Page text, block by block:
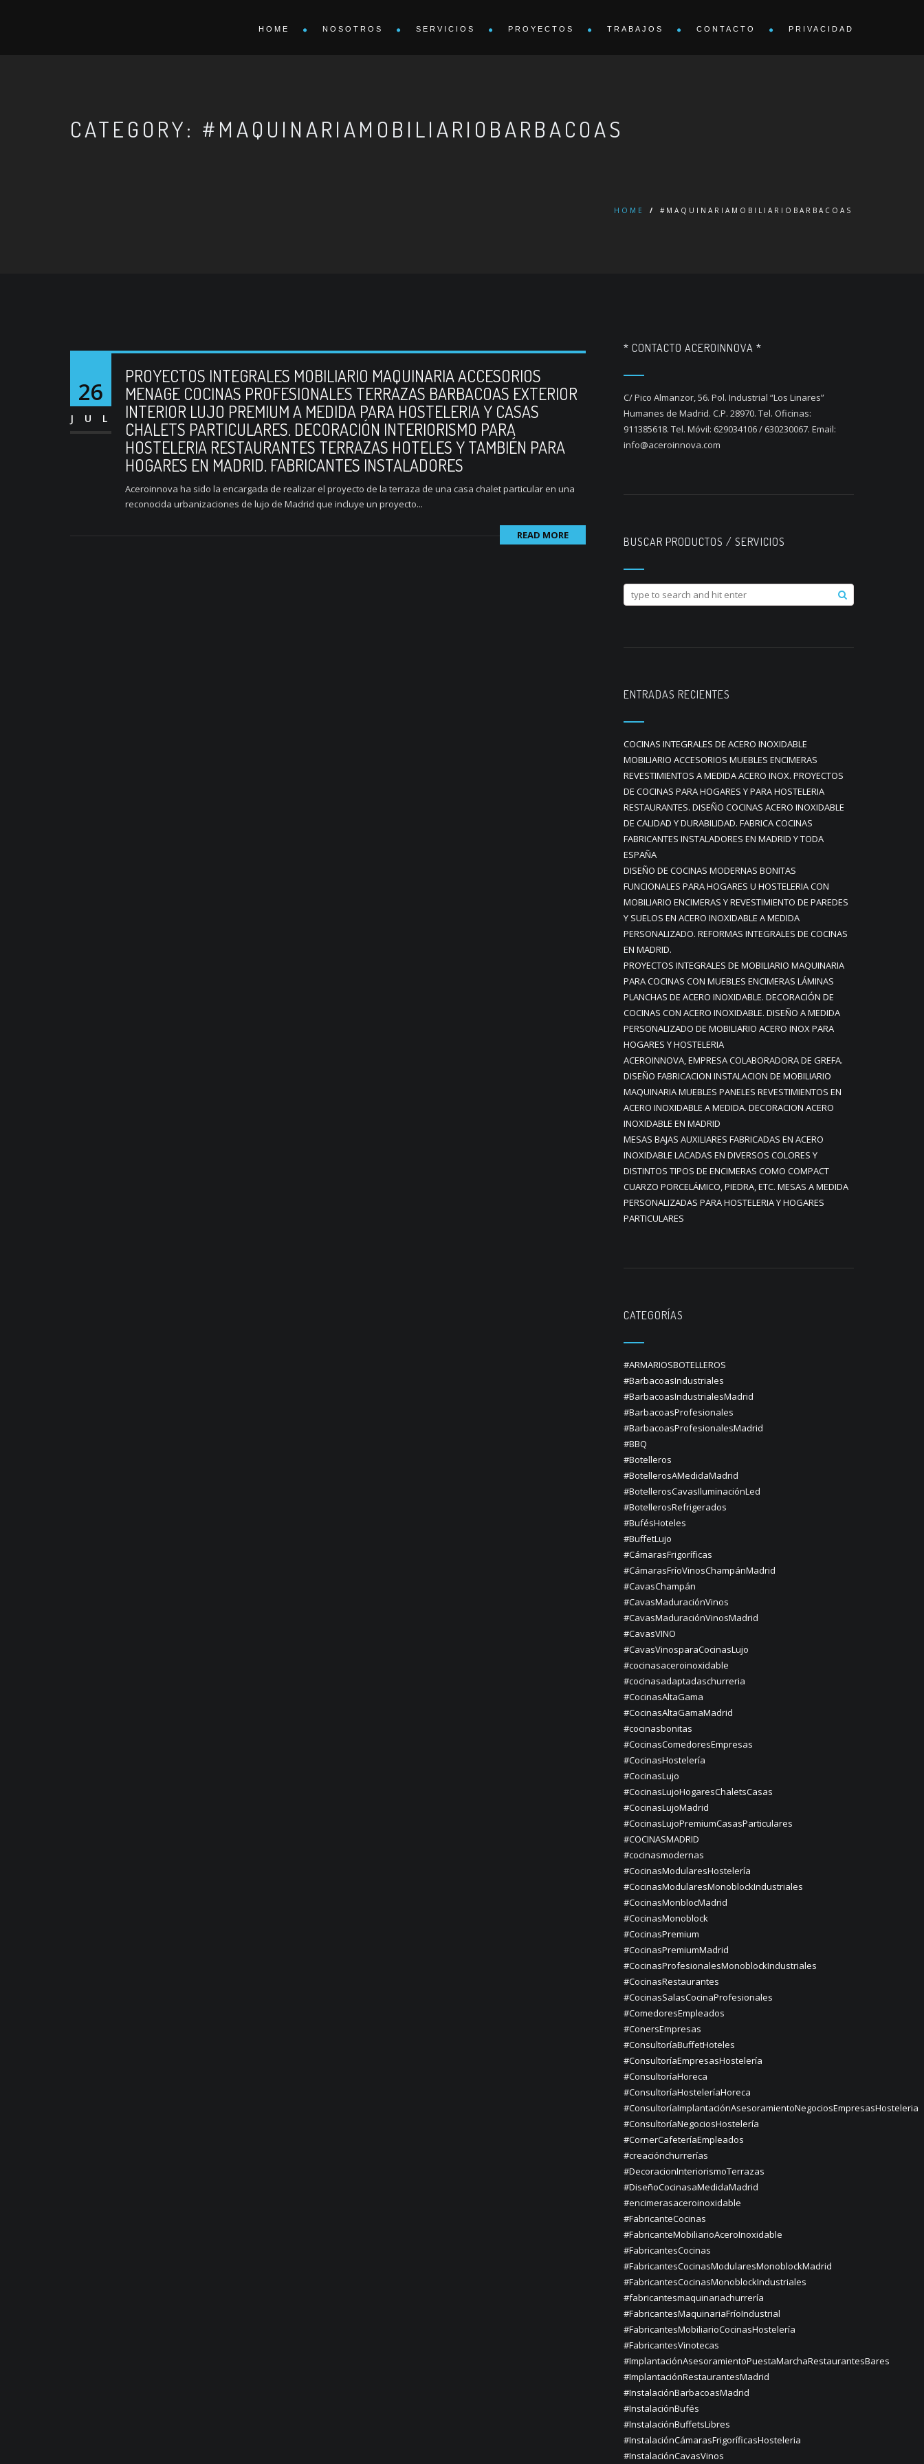
HOME NOSOTROS SERVICIOS PROYECTOS TRABAJOS CONTACTO PRIVACIDAD
CATEGORY: #MAQUINARIAMOBILIARIOBARBACOAS
HOME / #MAQUINARIAMOBILIARIOBARBACOAS
26
JUL
PROYECTOS INTEGRALES MOBILIARIO MAQUINARIA ACCESORIOS
MENAGE COCINAS PROFESIONALES TERRAZAS BARBACOAS EXTERIOR
INTERIOR LUJO PREMIUM A MEDIDA PARA HOSTELERIA Y CASAS
CHALETS PARTICULARES. DECORACIÓN INTERIORISMO PARA
HOSTELERIA RESTAURANTES TERRAZAS HOTELES Y TAMBIÉN PARA
HOGARES EN MADRID. FABRICANTES INSTALADORES
Aceroinnova ha sido la encargada de realizar el proyecto de la terraza de una casa chalet particular en una
reconocida urbanizaciones de lujo de Madrid que incluye un proyecto...
READ MORE
* CONTACTO ACEROINNOVA *
C/ Pico Almanzor, 56. Pol. Industrial “Los Linares”
Humanes de Madrid. C.P. 28970. Tel. Oficinas:
911385618. Tel. Móvil: 629034106 / 630230067. Email:
info@aceroinnova.com
BUSCAR PRODUCTOS / SERVICIOS
ENTRADAS RECIENTES
COCINAS INTEGRALES DE ACERO INOXIDABLE
MOBILIARIO ACCESORIOS MUEBLES ENCIMERAS
REVESTIMIENTOS A MEDIDA ACERO INOX. PROYECTOS
DE COCINAS PARA HOGARES Y PARA HOSTELERIA
RESTAURANTES. DISEÑO COCINAS ACERO INOXIDABLE
DE CALIDAD Y DURABILIDAD. FABRICA COCINAS
FABRICANTES INSTALADORES EN MADRID Y TODA
ESPAÑA
DISEÑO DE COCINAS MODERNAS BONITAS
FUNCIONALES PARA HOGARES U HOSTELERIA CON
MOBILIARIO ENCIMERAS Y REVESTIMIENTO DE PAREDES
Y SUELOS EN ACERO INOXIDABLE A MEDIDA
PERSONALIZADO. REFORMAS INTEGRALES DE COCINAS
EN MADRID.
PROYECTOS INTEGRALES DE MOBILIARIO MAQUINARIA
PARA COCINAS CON MUEBLES ENCIMERAS LÁMINAS
PLANCHAS DE ACERO INOXIDABLE. DECORACIÓN DE
COCINAS CON ACERO INOXIDABLE. DISEÑO A MEDIDA
PERSONALIZADO DE MOBILIARIO ACERO INOX PARA
HOGARES Y HOSTELERIA
ACEROINNOVA, EMPRESA COLABORADORA DE GREFA.
DISEÑO FABRICACION INSTALACION DE MOBILIARIO
MAQUINARIA MUEBLES PANELES REVESTIMIENTOS EN
ACERO INOXIDABLE A MEDIDA. DECORACION ACERO
INOXIDABLE EN MADRID
MESAS BAJAS AUXILIARES FABRICADAS EN ACERO
INOXIDABLE LACADAS EN DIVERSOS COLORES Y
DISTINTOS TIPOS DE ENCIMERAS COMO COMPACT
CUARZO PORCELÁMICO, PIEDRA, ETC. MESAS A MEDIDA
PERSONALIZADAS PARA HOSTELERIA Y HOGARES
PARTICULARES
CATEGORÍAS
#ARMARIOSBOTELLEROS
#BarbacoasIndustriales
#BarbacoasIndustrialesMadrid
#BarbacoasProfesionales
#BarbacoasProfesionalesMadrid
#BBQ
#Botelleros
#BotellerosAMedidaMadrid
#BotellerosCavasIluminaciónLed
#BotellerosRefrigerados
#BufésHoteles
#BuffetLujo
#CámarasFrigoríficas
#CámarasFríoVinosChampánMadrid
#CavasChampán
#CavasMaduraciónVinos
#CavasMaduraciónVinosMadrid
#CavasVINO
#CavasVinosparaCocinasLujo
#cocinasaceroinoxidable
#cocinasadaptadaschurreria
#CocinasAltaGama
#CocinasAltaGamaMadrid
#cocinasbonitas
#CocinasComedoresEmpresas
#CocinasHostelería
#CocinasLujo
#CocinasLujoHogaresChaletsCasas
#CocinasLujoMadrid
#CocinasLujoPremiumCasasParticulares
#COCINASMADRID
#cocinasmodernas
#CocinasModularesHostelería
#CocinasModularesMonoblockIndustriales
#CocinasMonblocMadrid
#CocinasMonoblock
#CocinasPremium
#CocinasPremiumMadrid
#CocinasProfesionalesMonoblockIndustriales
#CocinasRestaurantes
#CocinasSalasCocinaProfesionales
#ComedoresEmpleados
#ConersEmpresas
#ConsultoríaBuffetHoteles
#ConsultoríaEmpresasHostelería
#ConsultoríaHoreca
#ConsultoríaHosteleríaHoreca
#ConsultoríaImplantaciónAsesoramientoNegociosEmpresasHosteleria
#ConsultoríaNegociosHostelería
#CornerCafeteríaEmpleados
#creaciónchurrerías
#DecoracionInteriorismoTerrazas
#DiseñoCocinasaMedidaMadrid
#encimerasaceroinoxidable
#FabricanteCocinas
#FabricanteMobiliarioAceroInoxidable
#FabricantesCocinas
#FabricantesCocinasModularesMonoblockMadrid
#FabricantesCocinasMonoblockIndustriales
#fabricantesmaquinariachurrería
#FabricantesMaquinariaFríoIndustrial
#FabricantesMobiliarioCocinasHostelería
#FabricantesVinotecas
#ImplantaciónAsesoramientoPuestaMarchaRestaurantesBares
#ImplantaciónRestaurantesMadrid
#InstalaciónBarbacoasMadrid
#InstalaciónBufés
#InstalaciónBuffetsLibres
#InstalaciónCámarasFrigoríficasHosteleria
#InstalaciónCavasVinos